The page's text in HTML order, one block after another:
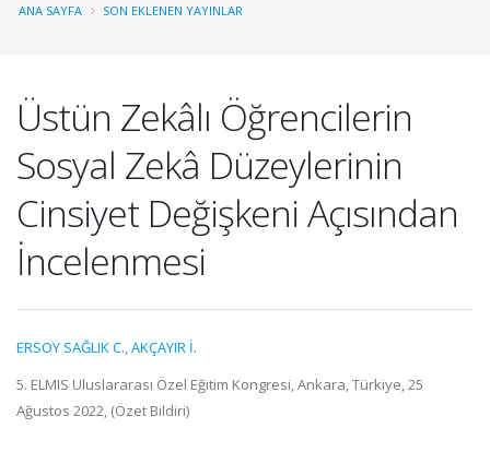
ANA SAYFA SON EKLENEN YAYINLAR
Üstün Zekâlı Öğrencilerin
Sosyal Zekâ Düzeylerinin
Cinsiyet Değişkeni Açısından
İncelenmesi
ERSOY SAĞLIK C.,AKÇAYIR İ.
5. ELMIS Uluslararası Özel Eğitim Kongresi, Ankara, Türkiye, 25
Ağustos 2022, (Özet Bildiri)